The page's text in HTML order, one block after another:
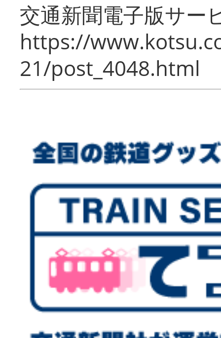
交通新聞電子版サー
https://
21/post_4048.html